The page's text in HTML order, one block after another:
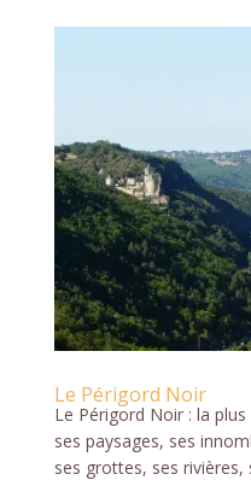
Le Périgord Noir
Le Périgord Noir : la
ses paysages, ses
ses grottes, ses